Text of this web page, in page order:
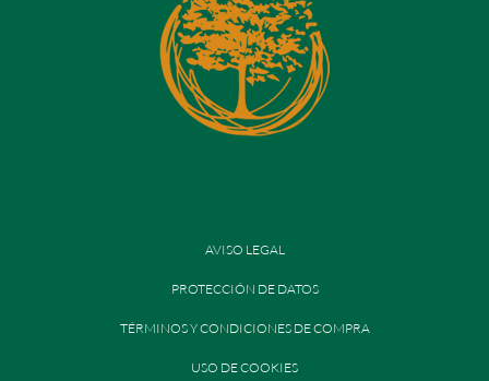
AVISO LEGAL
PROTECCIÓN DE DATOS
TÉRMINOS Y CONDICIONES DE COMPRA
USO DE COOKIES